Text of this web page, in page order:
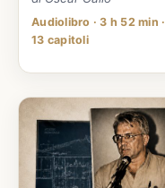
Audiolibro · 3 h 52 min ·
13 capitoli